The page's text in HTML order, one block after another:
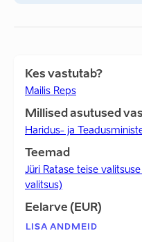
Kes vastutab?
Mailis Reps
Millised asutused
Haridus- ja
Teemad
Jüri Ratase teise
valitsus)
Eelarve (EUR)
LISA ANDMEID